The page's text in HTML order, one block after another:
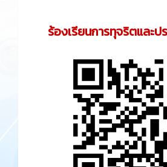
ร้องเรียนการทุจริตและ